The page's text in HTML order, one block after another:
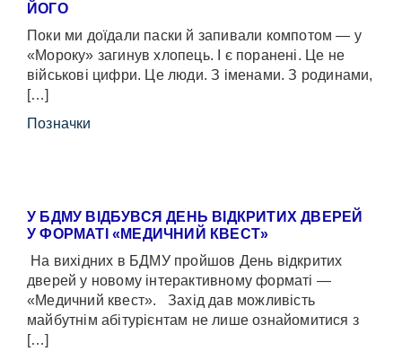
ЙОГО
Поки ми доїдали паски й запивали компотом — у
«Мороку» загинув хлопець. І є поранені. Це не
військові цифри. Це люди. З іменами. З родинами,
[…]
Позначки
У БДМУ ВІДБУВСЯ ДЕНЬ ВІДКРИТИХ ДВЕРЕЙ
У ФОРМАТІ «МЕДИЧНИЙ КВЕСТ»
На вихідних в БДМУ пройшов День відкритих
дверей у новому інтерактивному форматі —
«Медичний квест». Захід дав можливість
майбутнім абітурієнтам не лише ознайомитися з
[…]